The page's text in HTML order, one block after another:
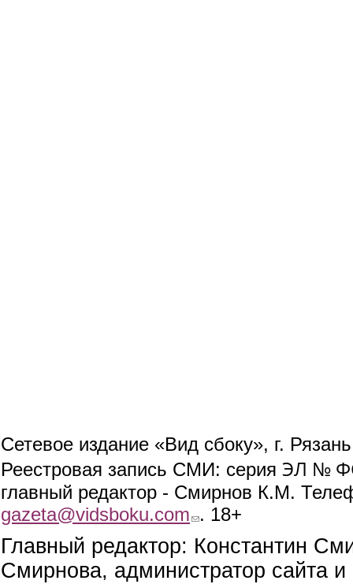
Сетевое издание «Вид сбоку», г.
Реестровая запись СМИ: серия ЭЛ №
главный редактор - Смирнов К.М.
gazeta@vidsboku.com (link sends e-mail)
. 18+
Главный редактор: Константин
Смирнова, администратор сайта